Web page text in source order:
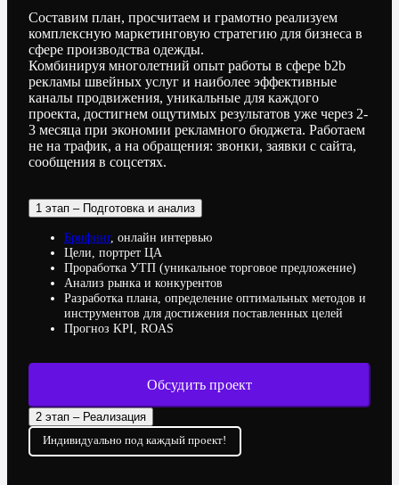
Составим план, просчитаем и грамотно реализуем
комплексную маркетинговую стратегию для бизнеса в
сфере производства одежды.
Комбинируя многолетний опыт работы в сфере b2b
рекламы швейных услуг и наиболее эффективные
каналы продвижения, уникальные для каждого
проекта, достигнем ощутимых результатов уже через 2-
3 месяца при экономии рекламного бюджета. Работаем
не на трафик, а на обращения: звонки, заявки с сайта,
сообщения в соцсетях.
1 этап – Подготовка и анализ
Брифинг, онлайн интервью
Цели, портрет ЦА
Проработка УТП (уникальное торговое предложение)
Анализ рынка и конкурентов
Разработка плана, определение оптимальных методов и
инструментов для достижения поставленных целей
Прогноз KPI, ROAS
Обсудить проект
2 этап – Реализация
Индивидуально под каждый проект!